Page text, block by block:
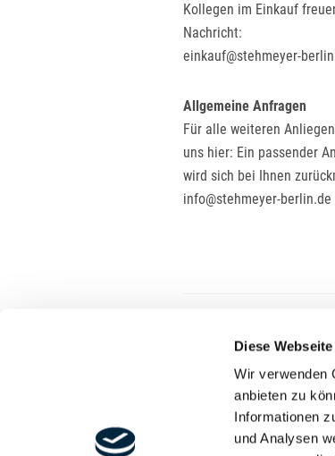
Diese
Wir verwenden
anbieten zu
Informationen
und Analysen
Kollegen im Einkauf
Nachricht:
einkauf@stehmeyer-
Allgemeine Anfragen
Für alle weiteren
uns hier: Ein passender
wird sich bei Ihnen
info@stehmeyer-berlin.de